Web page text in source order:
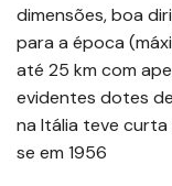
dimensões, boa
para a época
até 25 km com
evidentes dotes
na Itália teve
se em 1956